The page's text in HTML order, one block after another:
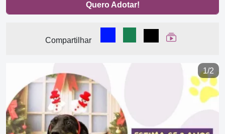
Quero Adotar!
Compartilhar
Compartilhar no Facebook
Compartilhar no
Compartilhar
Ver Web Story
1/2